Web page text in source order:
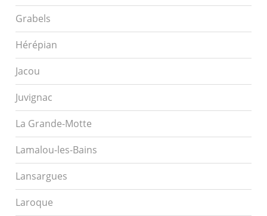
Grabels
Hérépian
Jacou
Juvignac
La Grande-Motte
Lamalou-les-Bains
Lansargues
Laroque